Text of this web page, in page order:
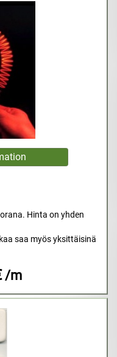
Hinta on yhden
saa myös yksittäisinä
/m